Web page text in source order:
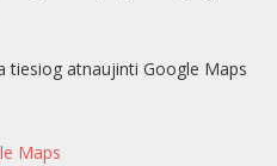
tiesiog atnaujinti Google Maps
Maps